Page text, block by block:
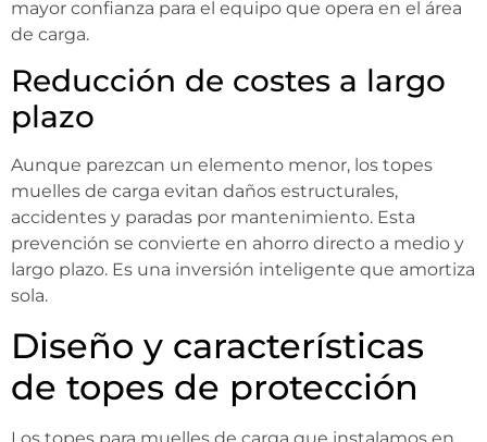
mayor confianza para el equipo que opera en el área
de carga.
Reducción de costes a largo
plazo
Aunque parezcan un elemento menor, los topes
muelles de carga evitan daños estructurales,
accidentes y paradas por mantenimiento. Esta
prevención se convierte en ahorro directo a medio y
largo plazo. Es una inversión inteligente que amortiza
sola.
Diseño y características
de topes de protección